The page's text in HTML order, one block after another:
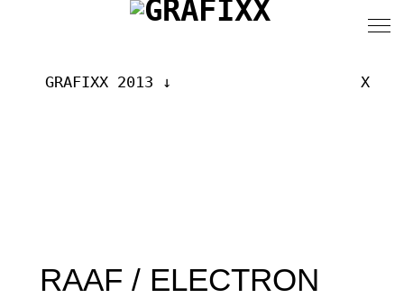
GRAFIXX 2013 X
RAAF / ELECTRON